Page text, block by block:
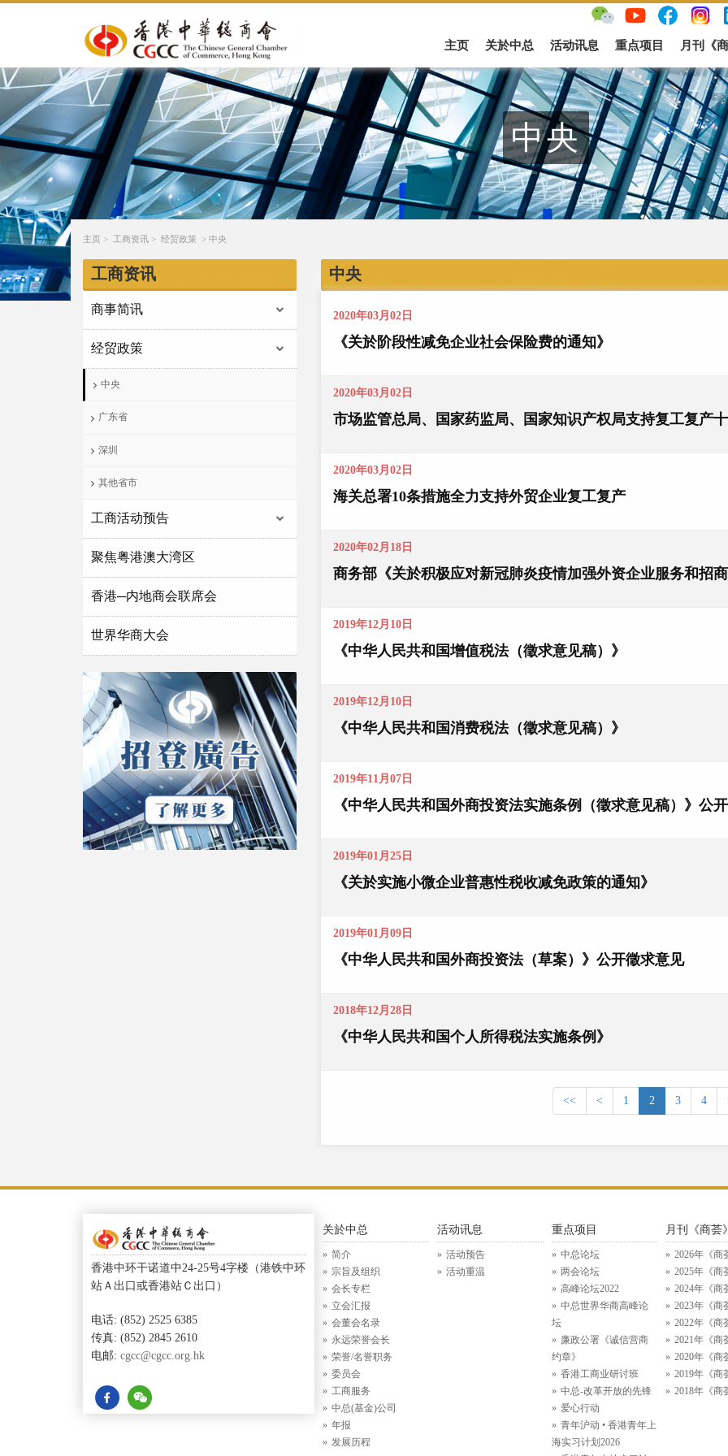
主页 关於中总 活动讯息 重点项目 月刊《
中央
主页 > 工商资讯 > 经贸政策 > 中央
工商资讯
商事简讯
经贸政策
中央
广东省
深圳
其他省市
工商活动预告
聚焦粤港澳大湾区
香港─内地商会联席会
世界华商大会
中央
2020年03月02日
《关於阶段性减免企业社会保险费的通知》
2020年03月02日
市场监管总局、国家药监局、国家知识产权局支持复工复产
2020年03月02日
海关总署10条措施全力支持外贸企业复工复产
2020年02月18日
商务部《关於积极应对新冠肺炎疫情加强外资企业服务和招
2019年12月10日
《中华人民共和国增值税法（徵求意见稿）》
2019年12月10日
《中华人民共和国消费税法（徵求意见稿）》
2019年11月07日
《中华人民共和国外商投资法实施条例（徵求意见稿）》公
2019年01月25日
《关於实施小微企业普惠性税收减免政策的通知》
2019年01月09日
《中华人民共和国外商投资法（草案）》公开徵求意见
2018年12月28日
《中华人民共和国个人所得税法实施条例》
<< < 1 2 3 4
香港中环干诺道中24-25号4字楼（港铁中环
站Ａ出口或香港站Ｃ出口）
电话: (852) 2525 6385
传真: (852) 2845 2610
电邮: cgcc@cgcc.org.hk
关於中总
简介
宗旨及组织
会长专栏
立会汇报
会董会名录
永远荣誉会长
荣誉/名誉职务
委员会
工商服务
中总(基金)公司
年报
发展历程
活动讯息
活动预告
活动重温
重点项目
中总论坛
两会论坛
高峰论坛2022
中总世界华商高峰论
坛
廉政公署《诚信营商
约章》
香港工商业研讨班
中总-改革开放的先锋
爱心行动
青年沪动 • 香港青年上
海实习计划2026
月刊《商荟
2026年《商
2025年《商
2024年《商
2023年《商
2022年《商
2021年《商
2020年《商
2019年《商
2018年《商